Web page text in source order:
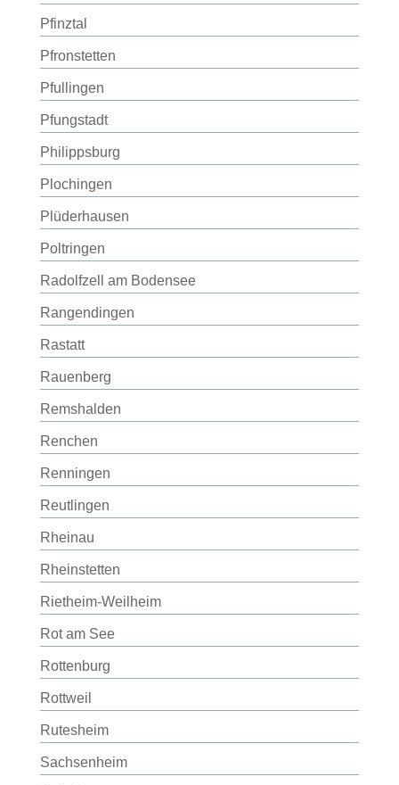
Pfinztal
Pfronstetten
Pfullingen
Pfungstadt
Philippsburg
Plochingen
Plüderhausen
Poltringen
Radolfzell am Bodensee
Rangendingen
Rastatt
Rauenberg
Remshalden
Renchen
Renningen
Reutlingen
Rheinau
Rheinstetten
Rietheim-Weilheim
Rot am See
Rottenburg
Rottweil
Rutesheim
Sachsenheim